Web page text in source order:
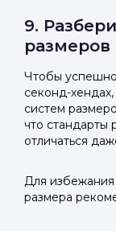
9.
Чтобы
секонд-
систем
что стандарты
отличаться
Для
размера